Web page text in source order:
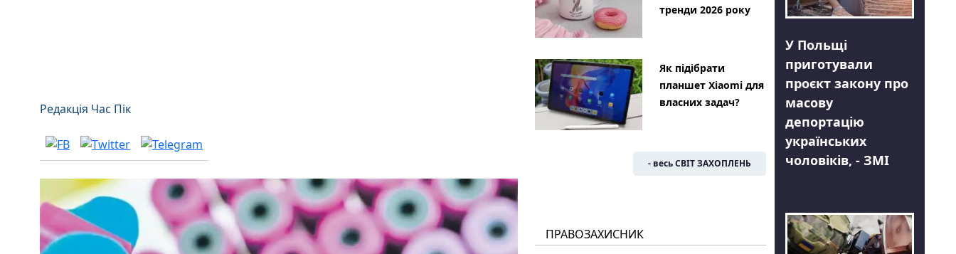
Редакція Час Пік
тренди 2026 року
Як підібрати
планшет Xiaomi для
власних задач?
- весь СВІТ ЗАХОПЛЕНЬ
ПРАВОЗАХИСНИК
У Польщі
приготували
проєкт закону про
масову
депортацію
українських
чоловіків, - ЗМІ